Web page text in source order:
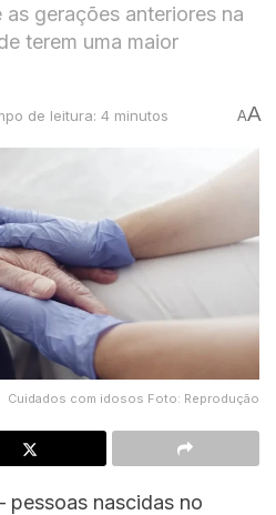
gerações anteriores na
terem uma maior
de leitura: 4 minutos AA
Cuidados com idosos Foto: Reprodução
pessoas nascidas no